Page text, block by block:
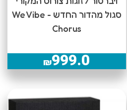
סגול מהדור החדש We Vibe -
Chorus
₪999.0